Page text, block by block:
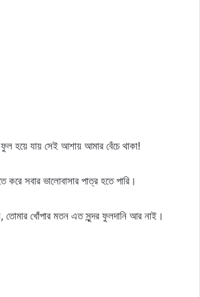
হয়ে যায় সেই আশায় আমার বেঁচে থাকা!
করে সবার ভালোবাসার পাত্র হতে পারি।
তোমার খোঁপার মতন এত সুন্দর ফুলদানি আর নাই।